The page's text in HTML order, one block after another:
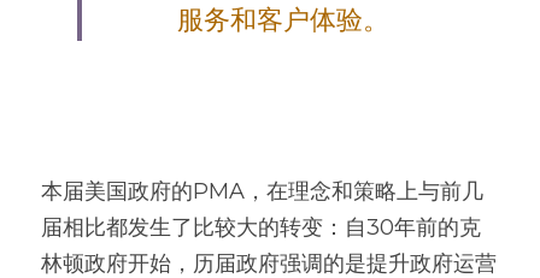
服务和客户体验。
本届美国政府的PMA，在理念和策略上与前几
届相比都发生了比较大的转变：自30年前的克
林顿政府开始，历届政府强调的是提升政府运营